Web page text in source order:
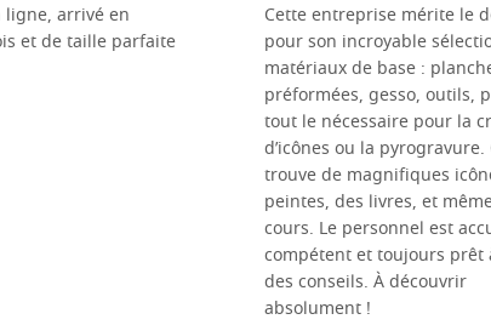
ligne, arrivé en
et de taille parfaite
Cette entreprise mérite le
pour son incroyable
matériaux de base :
préformées, gesso, outils,
tout le nécessaire pour la
d’icônes ou la pyrogravure.
trouve de magnifiques
peintes, des livres, et
cours. Le personnel est
compétent et toujours prêt
des conseils. À découvrir
absolument !